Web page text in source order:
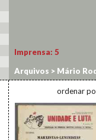
Imprensa: 5
Arquivos > Mário
ordenar